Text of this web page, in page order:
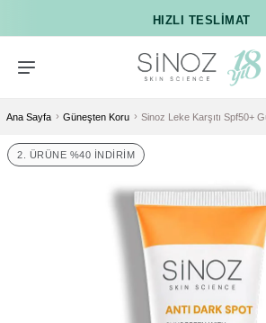
HIZLI TESLIMAT
350₺ VE ÜZERI KARGO
Ana Sayfa Güneşten Koru Sinoz Leke Karşıtı Spf50+
2. ÜRÜNE %40 İNDIRIM